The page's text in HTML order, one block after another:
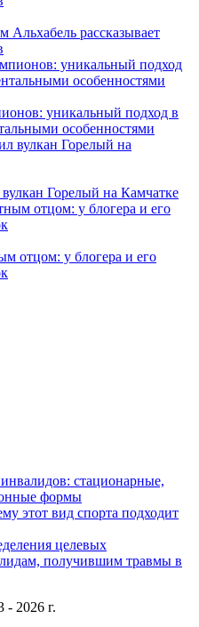
Альхабель рассказывает
уникальный подход в
особенностями
Горелый на Камчатке
отцом: у блогера и его
стационарные,
формы
этот вид спорта подходит
целевых
получившим травмы в
2026 г.